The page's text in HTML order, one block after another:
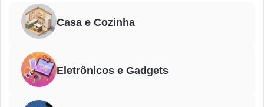
Casa e Cozinha
Eletrônicos e Gadgets